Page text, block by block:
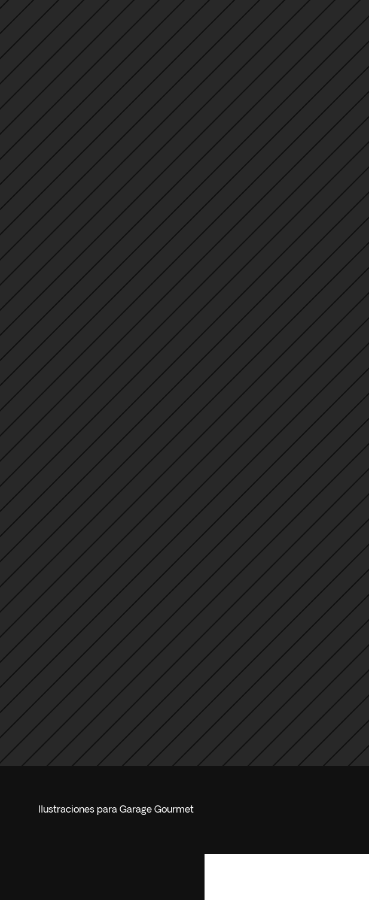
Ilustraciones para Garage Gourmet